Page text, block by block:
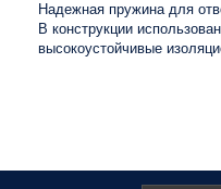
Надежная пружина для
В конструкции
высокоустойчивые